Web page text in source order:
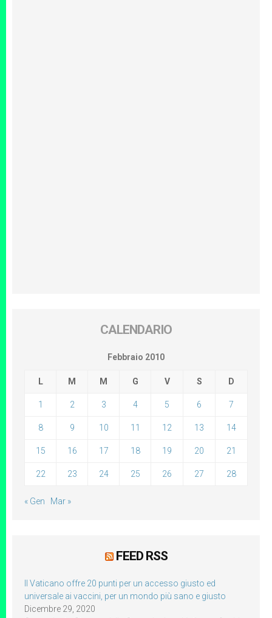
CALENDARIO
Febbraio 2010
L M M G V S D
1 2 3 4 5 6 7
8 9 10 11 12 13 14
15 16 17 18 19 20 21
22 23 24 25 26 27 28
« Gen Mar »
FEED RSS
Il Vaticano offre 20 punti per un accesso giusto ed
universale ai vaccini, per un mondo più sano e giusto
Dicembre 29, 2020